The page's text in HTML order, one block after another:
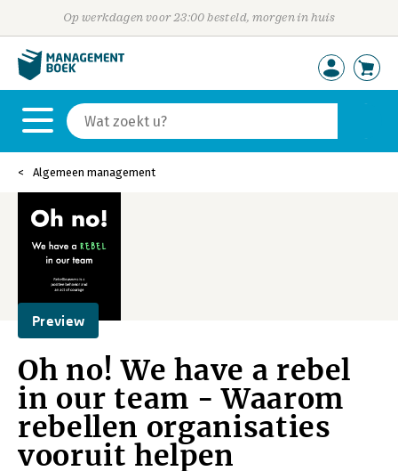
Op werkdagen voor 23:00 besteld, morgen in huis
Algemeen management
Preview
Oh no! We have a rebel
in our team - Waarom
rebellen organisaties
vooruit helpen